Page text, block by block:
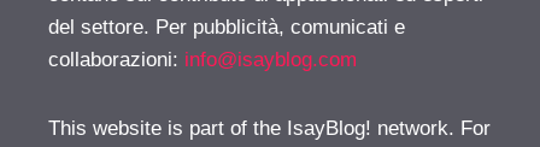
del settore. Per pubblicità, comunicati e
collaborazioni: info@isayblog.com
This website is part of the IsayBlog! network. For